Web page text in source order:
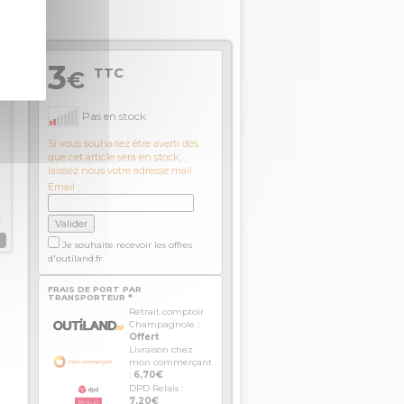
3€ TTC
Pas en stock
Si vous souhaitez être averti dès
que cet article sera en stock,
laissez nous votre adresse mail.
Email :
Je souhaite recevoir les offres
d'outiland.fr
FRAIS DE PORT PAR
TRANSPORTEUR *
Retrait comptoir
Champagnole :
Offert
Livraison chez
mon commerçant
: 6,70€
DPD Relais :
7,20€